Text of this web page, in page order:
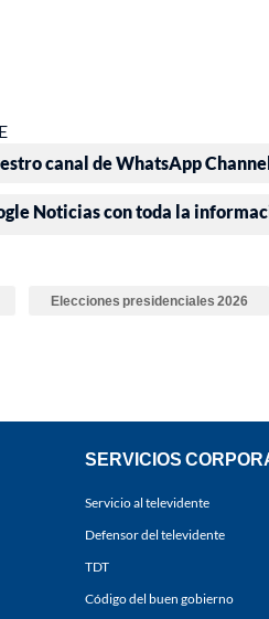
canal de WhatsApp
Noticias con toda la
Elecciones presidenciales 2026
SERVICIOS
Servicio al televidente
Defensor del televidente
TDT
Código del buen gobierno